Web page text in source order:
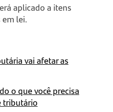
aplicado a itens
lei.
vai afetar as
o que você precisa
tributário